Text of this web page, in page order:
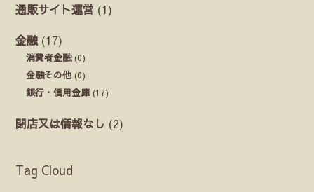
通販サイト運営 (1)
金融 (17)
消費者金融(0)
金融その他 (0)
銀行・信用金庫 (17)
閉店又は情報なし (2)
Tag Cloud